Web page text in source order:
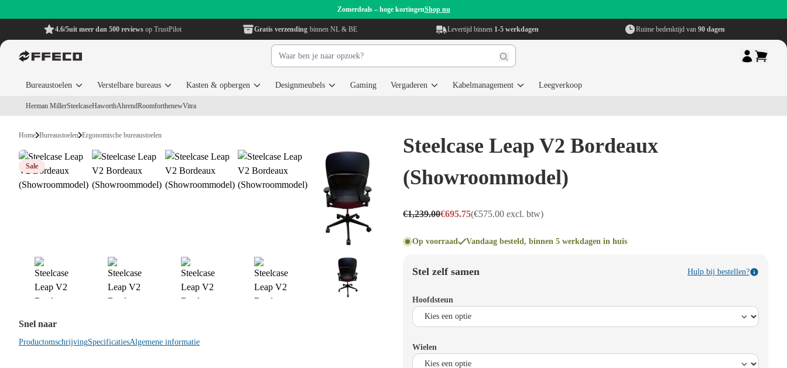
Zomerdeals – hoge kortingenShop nu
4.6/5uit meer dan 500 reviews op TrustPilot Gratis verzending binnen NL & BE Levertijd binnen 1-5 werkdagen Ruime bedenktijd van 90 dagen
Bureaustoelen Verstelbare bureaus Kasten & opbergen Designmeubels Gaming Vergaderen Kabelmanagement Leegverkoop
Herman MillerSteelcaseHaworthAhrendRoomforthenewVitra
Home Bureaustoelen Ergonomische bureaustoelen
Sale
Steelcase Leap V2 Bordeaux
(Showroommodel)
€1,239.00€695.75(€575.00 excl. btw)
Op voorraad Vandaag besteld, binnen 5 werkdagen in huis
Stel zelf samen Hulp bij bestellen?
Hoofdsteun
Wielen
Snel naar
ProductomschrijvingSpecificatiesAlgemene informatie